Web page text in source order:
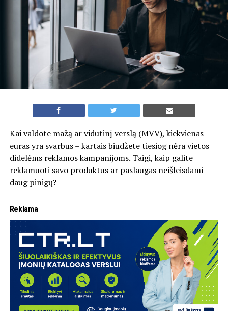
Kai valdote mažą ar vidutinį verslą (MVV), kiekvienas
euras yra svarbus – kartais biudžete tiesiog nėra vietos
didelėms reklamos kampanijoms. Taigi, kaip galite
reklamuoti savo produktus ar paslaugas neišleisdami
daug pinigų?
Reklama